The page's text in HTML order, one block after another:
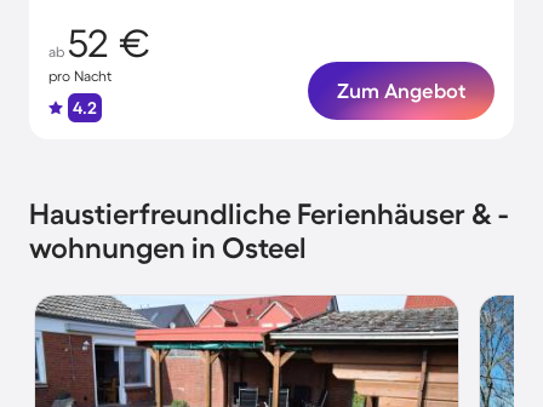
ab 52 €
pro Nacht
4.2
Zum Angebot
Haustierfreundliche Ferienhäuser & -
wohnungen in Osteel